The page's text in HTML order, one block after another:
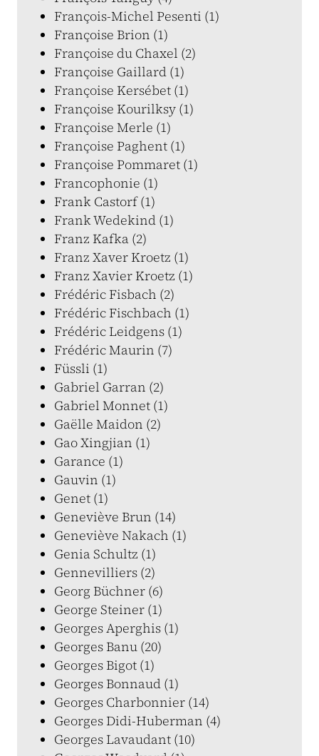
François-Michel Pesenti (1)
Françoise Brion (1)
Françoise du Chaxel (2)
Françoise Gaillard (1)
Françoise Kersébet (1)
Françoise Kourilksy (1)
Françoise Merle (1)
Françoise Paghent (1)
Françoise Pommaret (1)
Francophonie (1)
Frank Castorf (1)
Frank Wedekind (1)
Franz Kafka (2)
Franz Xaver Kroetz (1)
Franz Xavier Kroetz (1)
Frédéric Fisbach (2)
Frédéric Fischbach (1)
Frédéric Leidgens (1)
Frédéric Maurin (7)
Füssli (1)
Gabriel Garran (2)
Gabriel Monnet (1)
Gaëlle Maidon (2)
Gao Xingjian (1)
Garance (1)
Gauvin (1)
Genet (1)
Geneviève Brun (14)
Geneviève Nakach (1)
Genia Schultz (1)
Gennevilliers (2)
Georg Büchner (6)
George Steiner (1)
Georges Aperghis (1)
Georges Banu (20)
Georges Bigot (1)
Georges Bonnaud (1)
Georges Charbonnier (14)
Georges Didi-Huberman (4)
Georges Lavaudant (10)